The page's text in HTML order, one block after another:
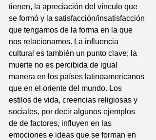
tienen, la apreciación del vínculo que
se formó y la satisfacción/insatisfacción
que tengamos de la forma en la que
nos relacionamos. La influencia
cultural es también un punto clave; la
muerte no es percibida de igual
manera en los países latinoamericanos
que en el oriente del mundo. Los
estilos de vida, creencias religiosas y
sociales, por decir algunos ejemplos
de de factores, influyen en las
emociones e ideas que se forman en